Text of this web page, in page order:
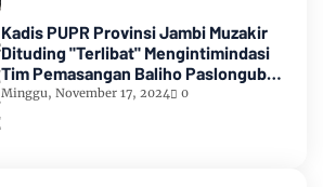
Kadis PUPR Provinsi Jambi Muzakir
Dituding "Terlibat" Mengintimindasi
Tim Pemasangan Baliho Paslongub
Romi-Sudirman
Minggu, November 17, 2024 0